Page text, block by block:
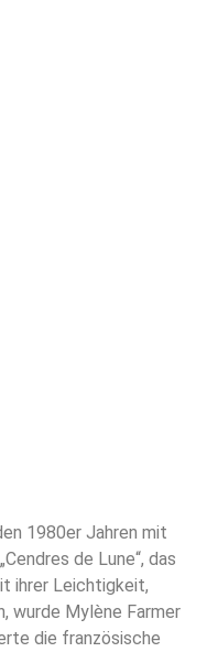
1980er Jahren mit
de Lune“, das
ihrer Leichtigkeit,
wurde Mylène Farmer
die französische